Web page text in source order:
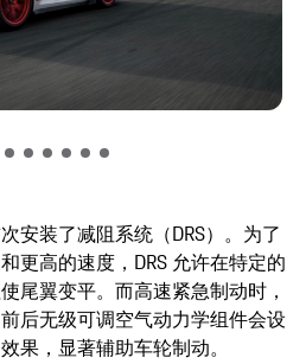
安装了减阻系统（DRS）。为了
更高的速度，DRS 允许在特定的
尾翼变平。而高速紧急制动时，
后无级可调空气动力学组件会设
果，显著辅助车轮制动。